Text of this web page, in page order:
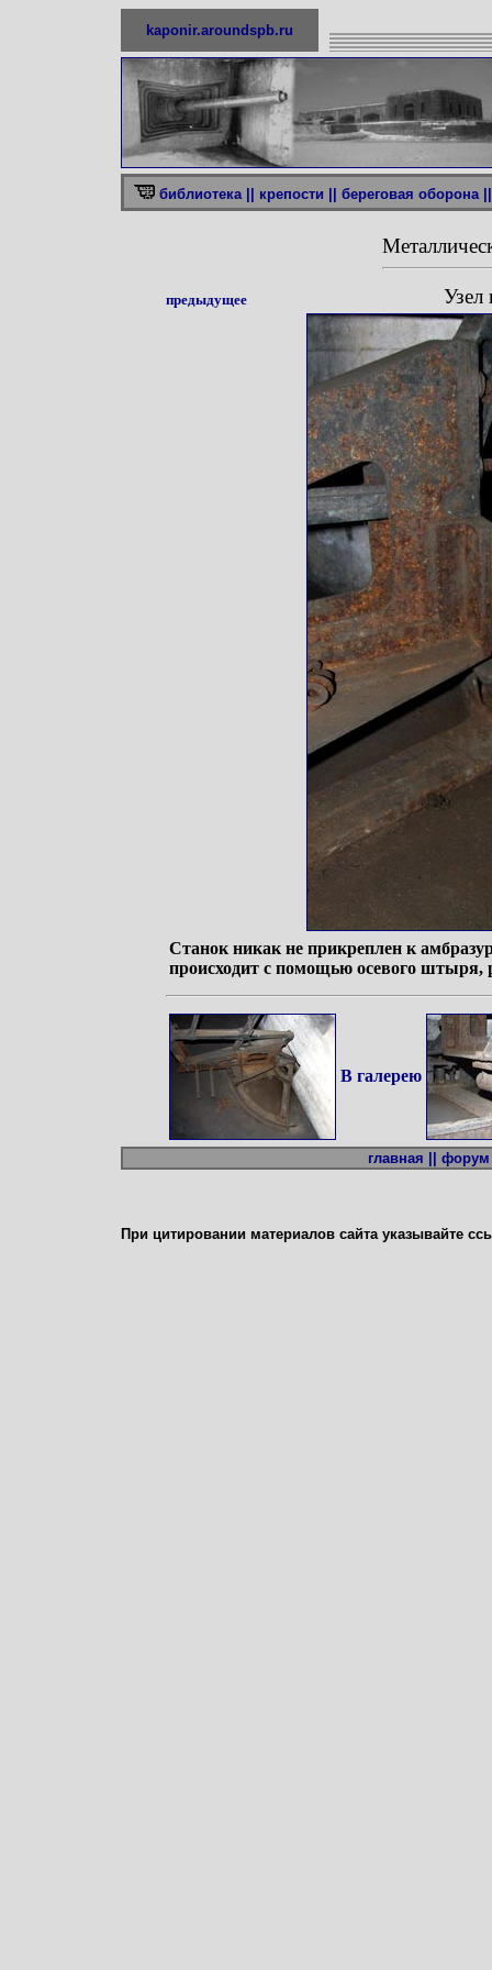
kaponir.aroundspb.ru
библиотека || крепости || береговая оборона ||
предыдущее Узел
Станок никак не прикреплен к
происходит с помощью осевого штыря,
В галерею
главная || форум
При цитировании материалов сайта указывайте